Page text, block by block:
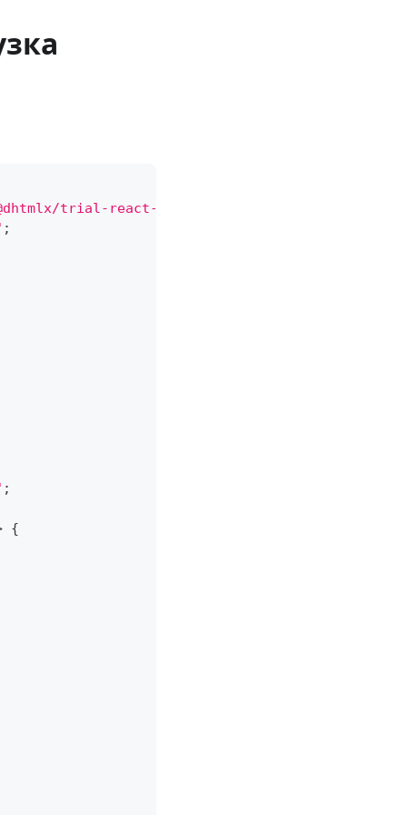
trial-react-scheduler"
;
;
{